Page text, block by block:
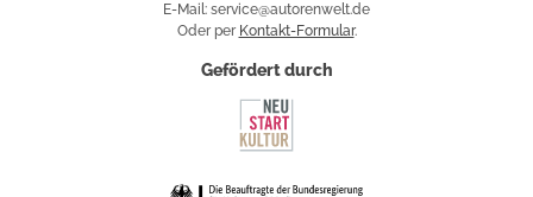
E-Mail: service@autorenwelt.de
Oder per Kontakt-Formular.
Gefördert durch